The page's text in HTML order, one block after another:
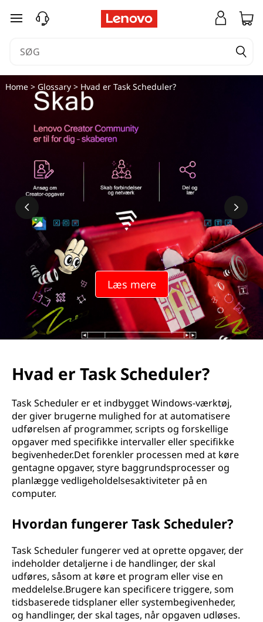
spring til hovedindhold
Læs mere
Home> Glossary> Hvad er Task Scheduler?
Hvad er Task Scheduler?
Task Scheduler er et indbygget Windows-værktøj,
der giver brugerne mulighed for at automatisere
udførelsen af programmer, scripts og forskellige
opgaver med specifikke intervaller eller specifikke
begivenheder.Det forenkler processen med at køre
gentagne opgaver, styre baggrundsprocesser og
planlægge vedligeholdelsesaktiviteter på en
computer.
Hvordan fungerer Task Scheduler?
Task Scheduler fungerer ved at oprette opgaver, der
indeholder detaljerne i de handlinger, der skal
udføres, såsom at køre et program eller vise en
meddelelse.Brugere kan specificere triggere, som
tidsbaserede tidsplaner eller systembegivenheder,
og handlinger, der skal tages, når opgaven udløses.